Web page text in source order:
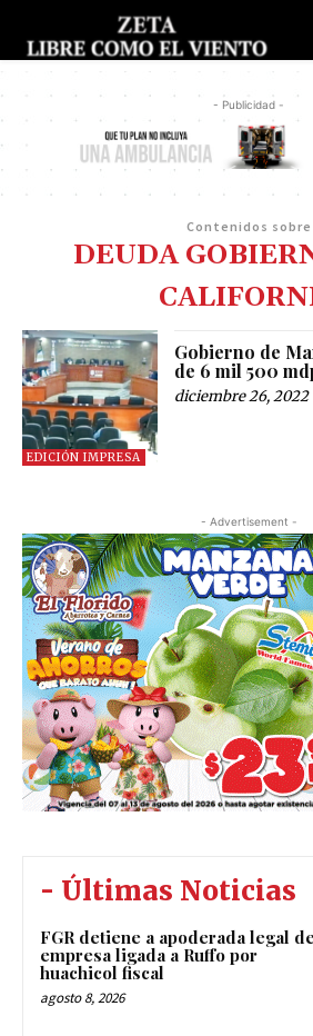
- Publicidad -
Contenidos sobre
DEUDA
EDICIÓN IMPRESA
Gobierno de
de 6 mil 500
diciembre 26, 2022
- Advertisement -
- Últimas Noticias
FGR detiene a apoderada legal
empresa ligada a Ruffo por
huachicol fiscal
agosto 8, 2026